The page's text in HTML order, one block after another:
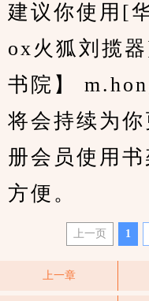
建议你使用[
ox火狐刘揽
书院】
将会持续为
册会员使用
方便。
上一页 1
上一章